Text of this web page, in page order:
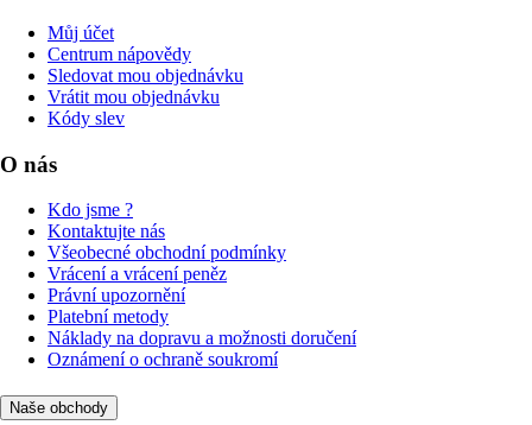
Můj účet
Centrum nápovědy
Sledovat mou objednávku
Vrátit mou objednávku
Kódy slev
O nás
Kdo jsme ?
Kontaktujte nás
Všeobecné obchodní podmínky
Vrácení a vrácení peněz
Právní upozornění
Platební metody
Náklady na dopravu a možnosti doručení
Oznámení o ochraně soukromí
Naše obchody